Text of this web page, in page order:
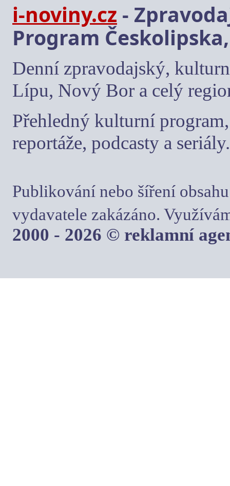
i-noviny.cz -
Program
Denní zpravodajský,
Lípu, Nový Bor a celý
Přehledný kulturní
reportáže, podcasty a seriály.
Publikování nebo šíření
vydavatele zakázáno.
2000 - 2026 © reklamní